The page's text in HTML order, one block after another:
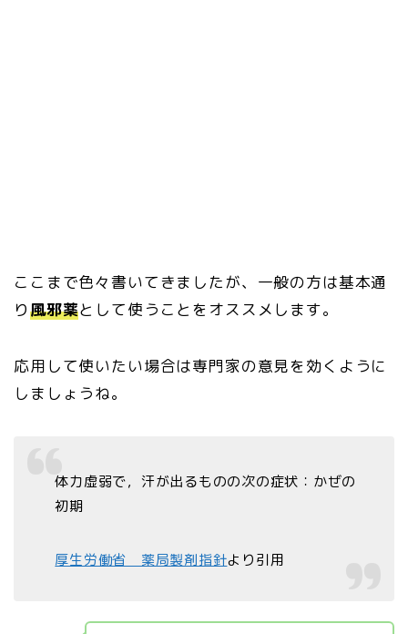
ここまで色々書いてきましたが、一般の方は基本通
り風邪薬として使うことをオススメします。
応用して使いたい場合は専門家の意見を効くように
しましょうね。
体力虚弱で，汗が出るものの次の症状：かぜの
初期
厚生労働省 薬局製剤指針より引用